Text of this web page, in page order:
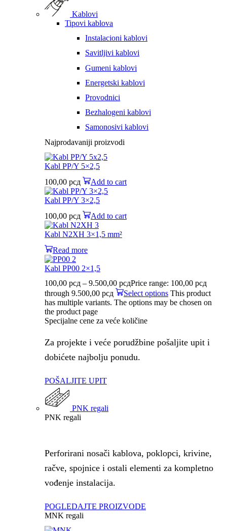
Kablovi
Tipovi kablova
Instalacioni kablovi
Savitljivi kablovi
Gumeni kablovi
Energetski kablovi
Provodnici
Bezhalogeni kablovi
Samonosivi kablovi
Najprodavaniji proizvodi
Kabl PP/Y 5×2,5
100,00 рсд Add to cart
Kabl PP/Y 3×2,5
100,00 рсд Add to cart
Kabl N2XH 3×1,5 mm²
Read more
Kabl PP00 2×1,5
100,00 рсд – 9.500,00 рсдPrice range: 100,00 рсд
through 9.500,00 рсд
Select options This product
has multiple variants. The options may be chosen on
the product page
Specijalne cene za veće količine
Za projekte i veće porudžbine pošaljite upit i
dobićete najbolju ponudu.
POŠALJITE UPIT
PNK regali
PNK regali
Perforirani nosači kablova, poklopci, krivine,
račve, spojnice i ostali elementi za kompletno
vođenje instalacija.
POGLEDAJTE PROIZVODE
MNK regali